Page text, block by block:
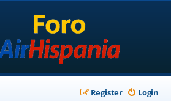
Login
Register